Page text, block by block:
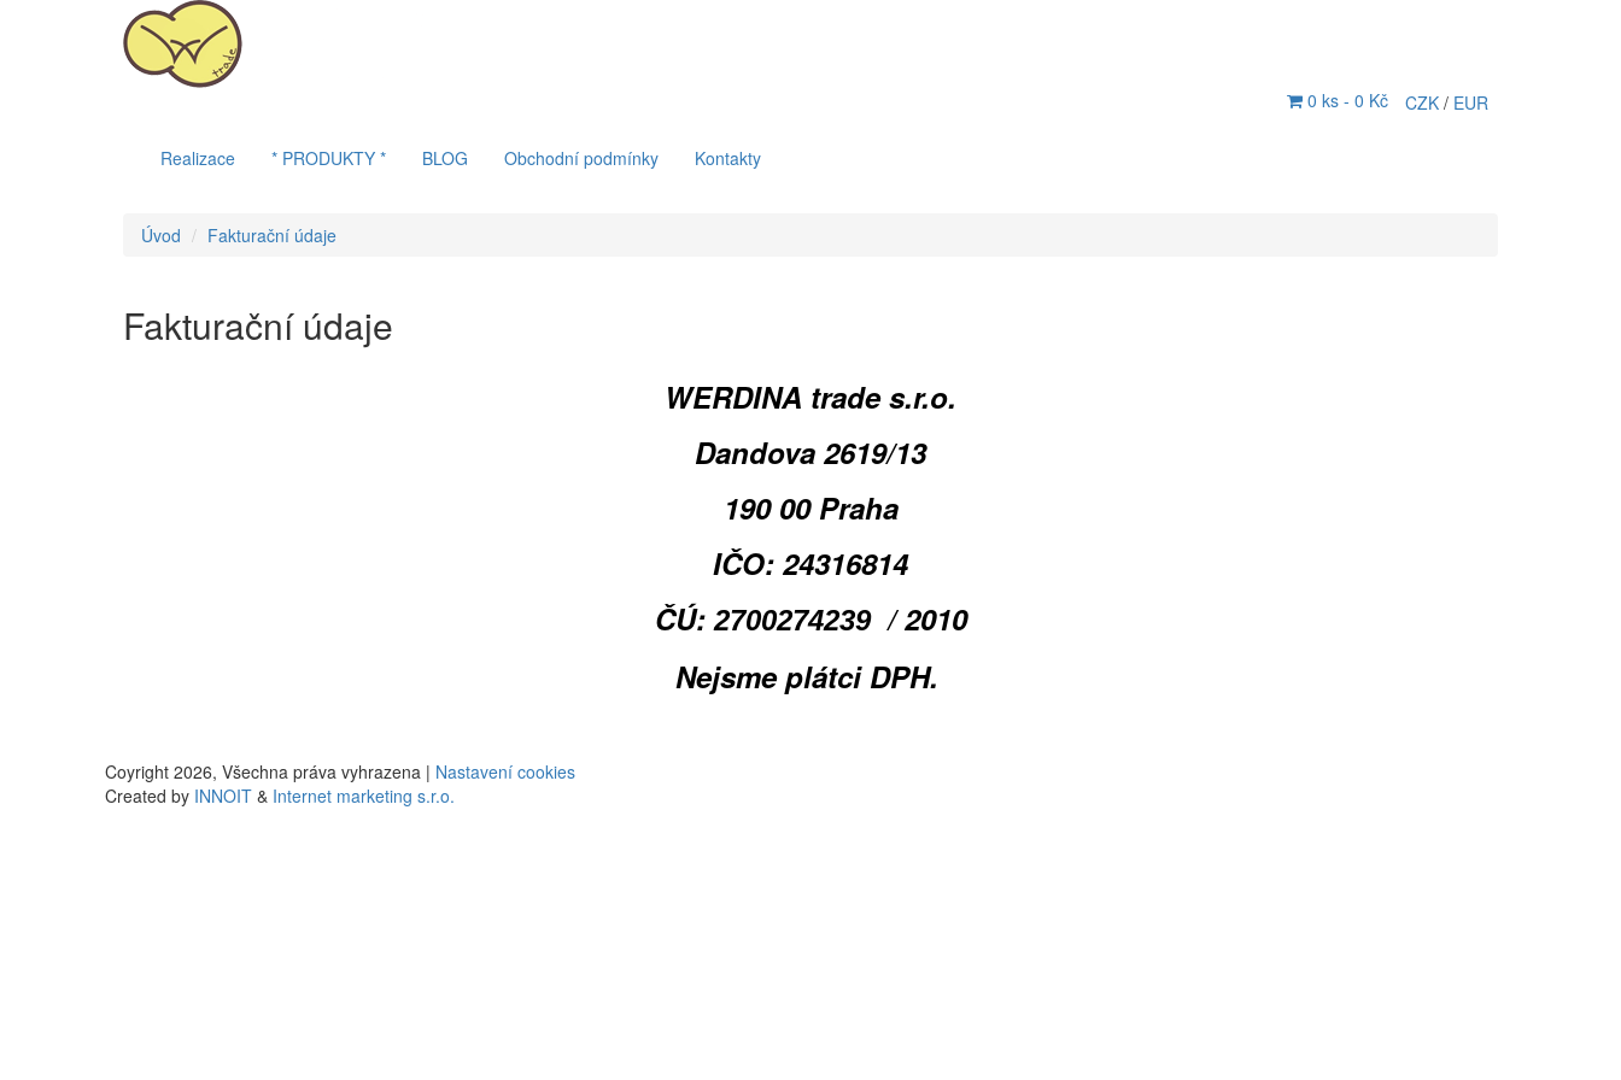
0 ks - 0 Kč CZK / EUR
Realizace * PRODUKTY * BLOG Obchodní podmínky Kontakty
Úvod Fakturační údaje
Fakturační údaje
WERDINA trade s.r.o.
Dandova 2619/13
190 00 Praha
IČO: 24316814
ČÚ:2700274239 / 2010
Nejsme plátci DPH.
Coyright 2026, Všechna práva vyhrazena | Nastavení cookies
Created by INNOIT & Internet marketing s.r.o.